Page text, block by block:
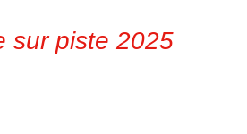
sur piste 2025